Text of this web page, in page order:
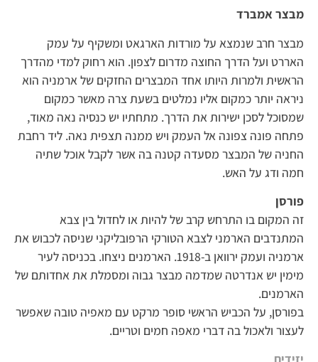
מבצר אמברד
מבצר חרב שנמצא על מורדות הארגאט ומשקיף על עמק
האררט ועל הדרך החוצה מדרום לצפון. הוא רחוק למדי מהדרך
הראשית ולמרות היותו אחד המבצרים החזקים של ארמניה הוא
ניראה יותר כמקום אליו נמלטים בשעת צרה מאשר כמקום
שמסוכל לסכן ישירות את הדרך. מתחתיו יש כנסיה נאה מאוד,
פתחה פונה צפונה אל העמק ויש ממנה תצפית נאה. ליד רחבת
החניה של המבצר מסעדה קטנה בה אשר לקבל אוכל שתיה
חמה ודג על האש.
פורסן
זה המקום בו התרחש קרב של להיות או לחדול בין צבא
המתנדבים הארמני לצבא הטורקי הרפובליקני שניסה לכבוש את
ארמניה ועמק ירוואן ב-1918. הארמנים ניצחו. בכניסה לעיר
מימין יש אנדרטה שמדמה מבצר גבוה ומסמלת את אחדותם של
הארמנים.
בפורסן, על הכביש הראשי סופר מרקט עם מאפיה טובה שאפשר
לעצור ולאכול בה דברי מאפה חמים וטריים.